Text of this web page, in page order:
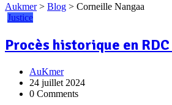
Aukmer> Blog > Corneille Nangaa
Justice
Procès historique en
AuKmer
24 juillet 2024
0 Comments